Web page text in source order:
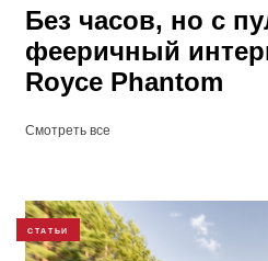
Без часов, но с
фееричный
Royce Phantom
Смотреть все
СТАТЬИ